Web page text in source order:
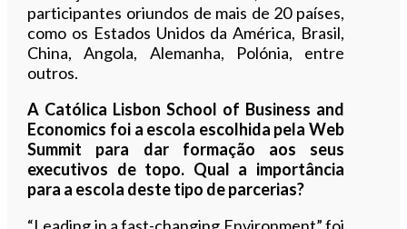
participantes oriundos de mais de 20 países,
como os Estados Unidos da América, Brasil,
China, Angola, Alemanha, Polónia, entre
outros.
A Católica Lisbon School of Business and
Economics foi a escola escolhida pela Web
Summit para dar formação aos seus
executivos de topo. Qual a importância
para a escola deste tipo de parcerias?